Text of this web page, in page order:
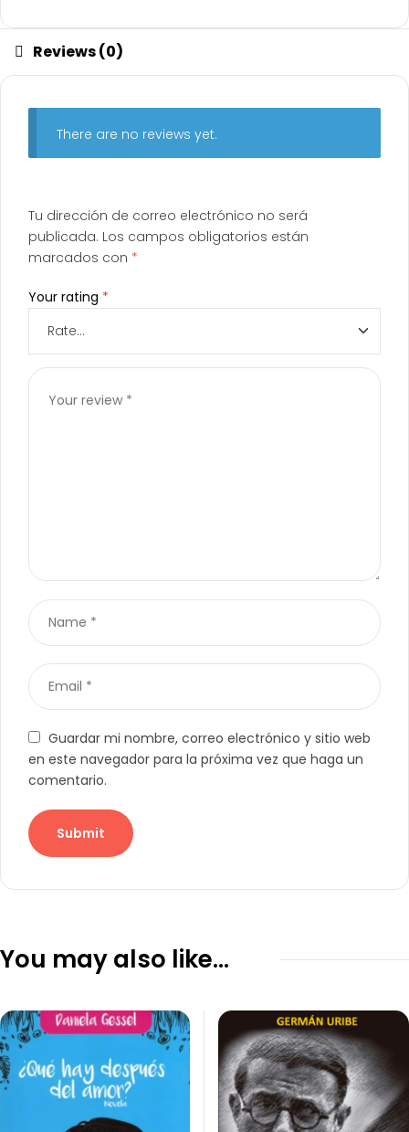
Reviews (0)
There are no reviews yet.
Tu dirección de correo electrónico no será
publicada. Los campos obligatorios están
marcados con *
Your rating *
Guardar mi nombre, correo electrónico y sitio web
en este navegador para la próxima vez que haga un
comentario.
You may also like…